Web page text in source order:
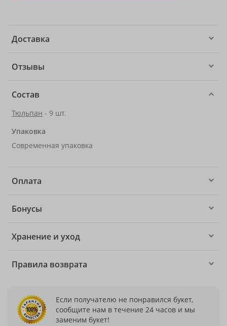
Доставка
Отзывы
Состав
Тюльпан - 9 шт.
Упаковка
Современная упаковка
Оплата
Бонусы
Хранение и уход
Правила возврата
Если получателю не понравился букет,
сообщите нам в течение 24 часов и мы
заменим букет!